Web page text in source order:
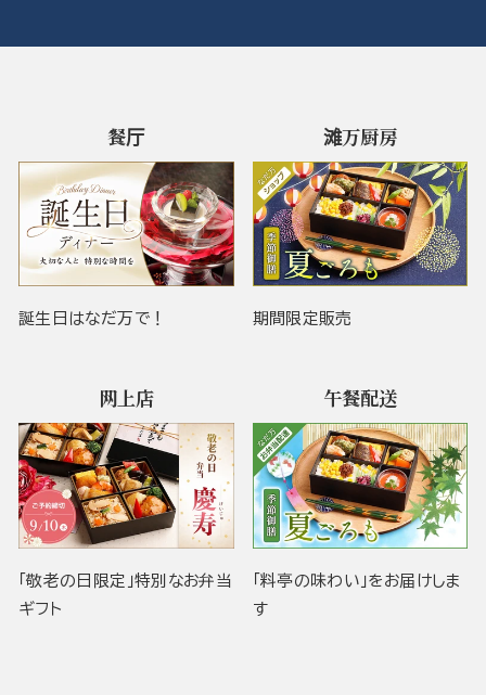
餐厅
誕生日はなだ万で！
滩万厨房
期間限定販売
网上店
「敬老の日限定」特別なお弁当
ギフト
午餐配送
「料亭の味わい」をお届けしま
す